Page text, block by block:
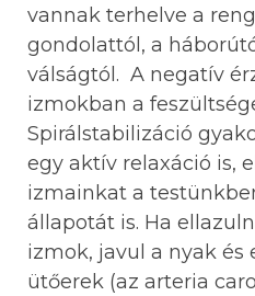
vannak terhelve a
gondolattól, a
válságtól. A negatív
izmokban a
Spirálstabilizáció
egy aktív relaxáció is,
izmainkat a
állapotát is. Ha
izmok, javul a nyak és
ütőerek (az arteria